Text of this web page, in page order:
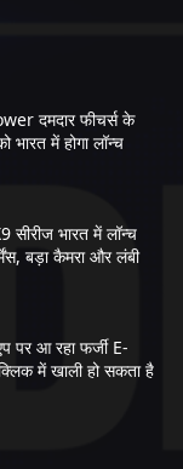
दमदार फीचर्स के
भारत में होगा लॉन्च
भारत में लॉन्च
बड़ा कैमरा और लंबी
पर आ रहा फर्जी E-
में खाली हो सकता है